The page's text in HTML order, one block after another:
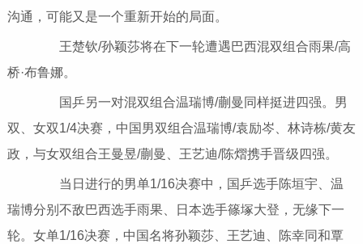
沟通，可能又是一个重新开始的局面。
王楚钦/孙颖莎将在下一轮遭遇巴西混双组合雨果/高
桥·布鲁娜。
国乒另一对混双组合温瑞博/蒯曼同样挺进四强。男
双、女双1/4决赛，中国男双组合温瑞博/袁励岑、林诗栋/黄友
政，与女双组合王曼昱/蒯曼、王艺迪/陈熠携手晋级四强。
当日进行的男单1/16决赛中，国乒选手陈垣宇、温
瑞博分别不敌巴西选手雨果、日本选手篠塚大登，无缘下一
轮。女单1/16决赛，中国名将孙颖莎、王艺迪、陈幸同和覃